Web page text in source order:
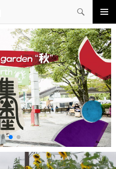
メイン
メニュ
ー